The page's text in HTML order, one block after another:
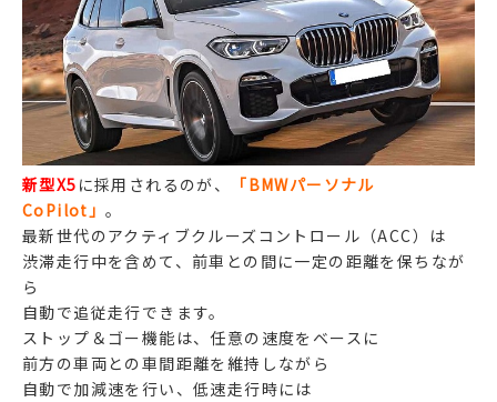
新型X5 に採用されるのが、
「BMWパーソナル
CoPilot」。
最新世代のアクティブクルーズコントロール（ACC）は
渋滞走行中を含めて、前車との間に一定の距離を保ちなが
ら
自動で追従走行できます。
ストップ＆ゴー機能は、任意の速度をベースに
前方の車両との車間距離を維持しながら
自動で加減速を行い、低速走行時には